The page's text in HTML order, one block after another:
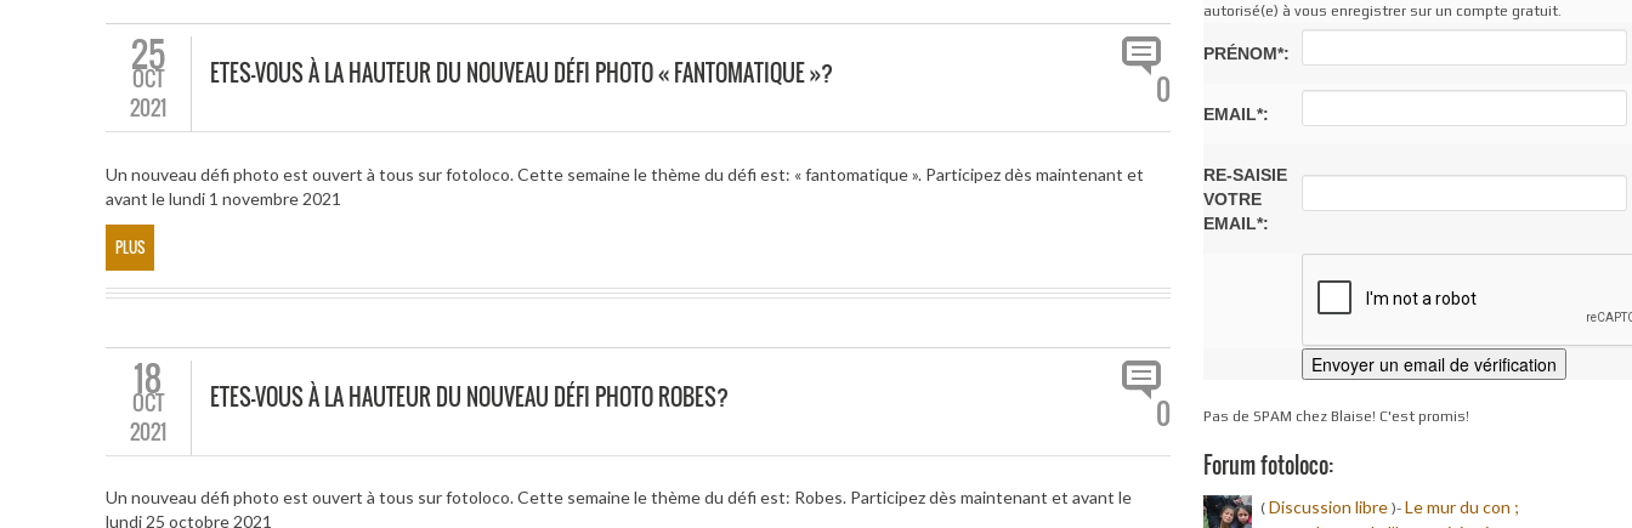
25
OCT
2021
ETES-VOUS À LA HAUTEUR DU NOUVEAU DÉFI PHOTO « FANTOMATIQUE »? 0
Un nouveau défi photo est ouvert à tous sur fotoloco. Cette semaine le thème du défi est: « fantomatique ». Participez dès maintenant et
avant le lundi 1 novembre 2021
PLUS
18
OCT
2021
ETES-VOUS À LA HAUTEUR DU NOUVEAU DÉFI PHOTO ROBES? 0
Un nouveau défi photo est ouvert à tous sur fotoloco. Cette semaine le thème du défi est: Robes. Participez dès maintenant et avant le
lundi 25 octobre 2021
autorisé(e) à vous enregistrer sur un compte gratuit.
PRÉNOM*:
EMAIL*:
RE-SAISIE
VOTRE
EMAIL*:
Pas de SPAM chez Blaise! C'est promis!
Forum fotoloco:
( Discussion libre)- Le mur du con ;